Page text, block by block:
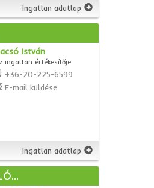
Ingatlan adatlap
István
ingatlan értékesítője
+36-20-225-6599
E-mail küldése
Ingatlan adatlap